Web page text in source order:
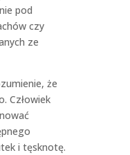
pod
czy
ze
że
Człowiek
i tęsknotę.